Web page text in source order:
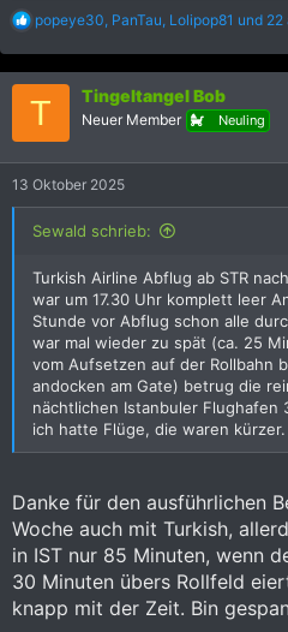
R
a
k
n
:
popeye30, PanTau, Lolipop81 und 22
T Tingeltangel Bob
Neuer Member Neuling
13 Oktober 2025
Sewald schrieb:
Turkish Airline Abflug ab STR
war um 17.30 Uhr komplett leer
Stunde vor Abflug schon alle
war mal wieder zu spät (ca. 25
vom Aufsetzen auf der Rollbahn
andocken am Gate) betrug die
nächtlichen Istanbuler Flughafen
ich hatte Flüge, die waren kürzer.
Danke für den ausführlichen
Woche auch mit Turkish,
in IST nur 85 Minuten, wenn
30 Minuten übers Rollfeld
knapp mit der Zeit. Bin